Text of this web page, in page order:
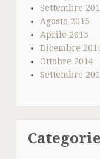
Settembre
Agosto 2015
Aprile 2015
Dicembre
Ottobre 2014
Settembre
Categorie